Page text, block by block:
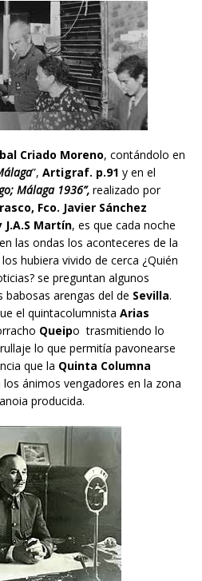
Criado Moreno, contándolo en
”, Artigraf. p.91 y en el
Málaga 1936”, realizado por
Fco. Javier Sánchez
J.A.S Martín, es que cada noche
las ondas los aconteceres de la
hubiera vivido de cerca ¿Quién
se preguntan algunos
babosas arengas del de Sevilla.
el quintacolumnista Arias
Queipo trasmitiendo lo
lo que permitía pavonearse
que la Quinta Columna
ánimos vengadores en la zona
producida.